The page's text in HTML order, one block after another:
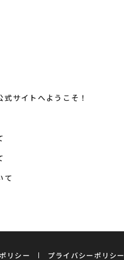
サイトへようこそ！
て
リシー プライバシーポリシー